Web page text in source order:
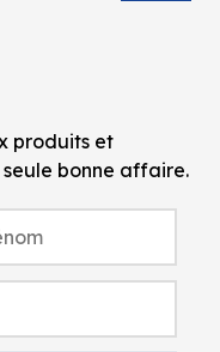
produits et
bonne affaire.